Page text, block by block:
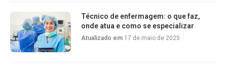
Técnico de enfermagem: o que faz,
onde atua e como se especializar
Atualizado em 17 de maio de 2025